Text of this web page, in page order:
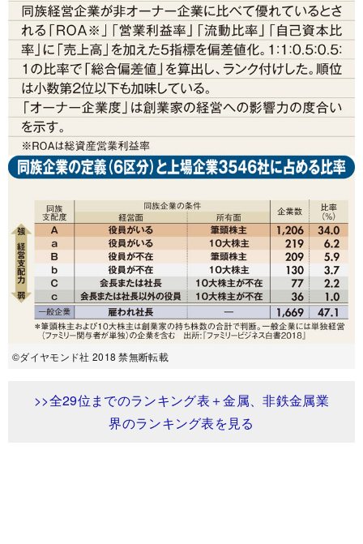
©ダイヤモンド社 2018 禁無断転載
>>全29位までのランキング表＋金属、非鉄金属業
界のランキング表を見る